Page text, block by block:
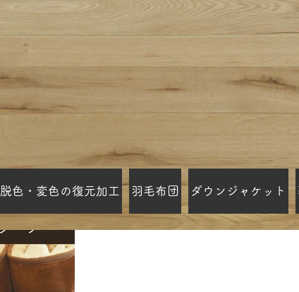
脱色・変色の復元加工 羽毛布団 ダウンジャケット
UGGムートンブーツのシ